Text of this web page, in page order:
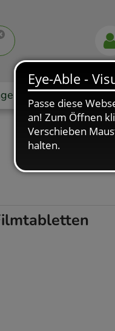
Markenshops